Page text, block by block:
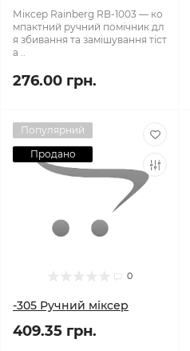
Міксер Rainberg RB-1003 — ко
мпактний ручний помічник дл
я збивання та замішування тіст
а ..
276.00 грн.
Популярний
Продано
0
-305 Ручний міксер
409.35 грн.